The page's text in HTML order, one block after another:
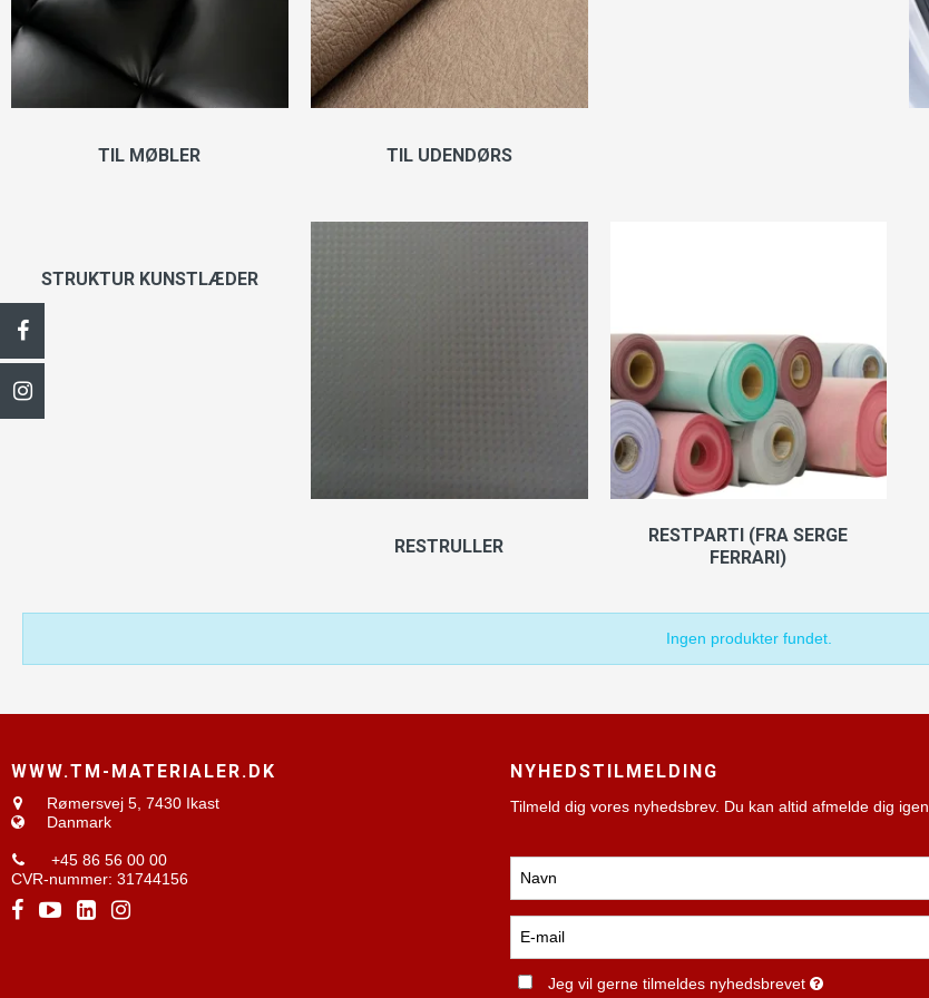
TIL MØBLER TIL UDENDØRS
STRUKTUR KUNSTLÆDER
RESTRULLER
RESTPARTI (FRA SERGE
FERRARI)
Ingen produkter fundet.
WWW.TM-MATERIALER.DK
Rømersvej 5, 7430 Ikast
Danmark
+45 86 56 00 00
CVR-nummer: 31744156
NYHEDSTILMELDING
Tilmeld dig vores nyhedsbrev. Du kan altid afmelde dig igen.
Jeg vil gerne tilmeldes nyhedsbrevet